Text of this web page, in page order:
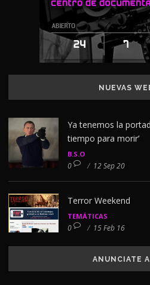
NUEVAS
Ya tenemos la
tiempo para morir’
B.S.O
0 / 12 Sep 20
Terror Weekend
TEMÁTICAS
0 / 15 Feb 16
ANUNCIATE